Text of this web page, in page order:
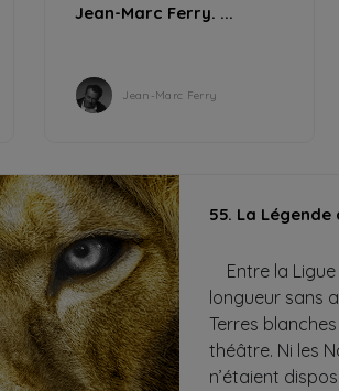
Jean-Marc Ferry. ...
Jean-Marc Ferry
55. La
Entre la Ligue
longueur sans
Terres
théâtre. Ni les
n’étaient